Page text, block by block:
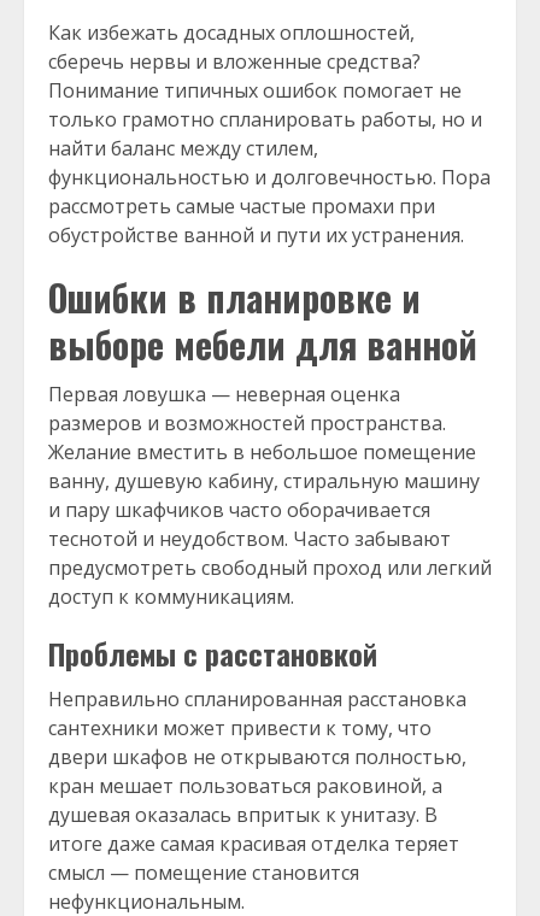
Как избежать досадных оплошностей,
сберечь нервы и вложенные средства?
Понимание типичных ошибок помогает не
только грамотно спланировать работы, но и
найти баланс между стилем,
функциональностью и долговечностью. Пора
рассмотреть самые частые промахи при
обустройстве ванной и пути их устранения.
Ошибки в планировке и
выборе мебели для ванной
Первая ловушка — неверная оценка
размеров и возможностей пространства.
Желание вместить в небольшое помещение
ванну, душевую кабину, стиральную машину
и пару шкафчиков часто оборачивается
теснотой и неудобством. Часто забывают
предусмотреть свободный проход или легкий
доступ к коммуникациям.
Проблемы с расстановкой
Неправильно спланированная расстановка
сантехники может привести к тому, что
двери шкафов не открываются полностью,
кран мешает пользоваться раковиной, а
душевая оказалась впритык к унитазу. В
итоге даже самая красивая отделка теряет
смысл — помещение становится
нефункциональным.